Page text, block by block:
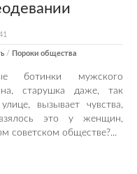
/ Пороки общества
мужского
старушка даже, так
вызывает чувства,
это у женщин,
советском обществе?...